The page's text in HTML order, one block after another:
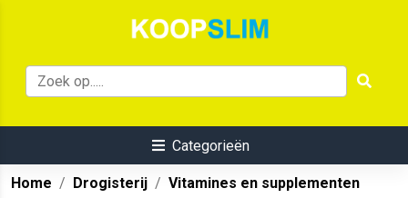
Categorieën
Home Drogisterij
Vitamines en supplementen